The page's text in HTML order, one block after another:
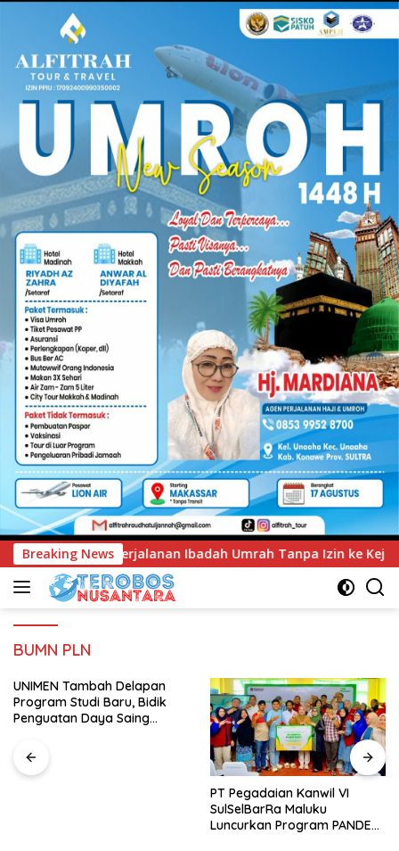
Breaking News
Umrah Tanpa Izin ke Kejaksaan UNIMEN
BUMN PLN
UNIMEN Tambah Delapan
Program Studi Baru, Bidik
Penguatan Daya Saing
PT Pegadaian Kanwil VI
SulSelBarRa Maluku
Luncurkan Program PANDE